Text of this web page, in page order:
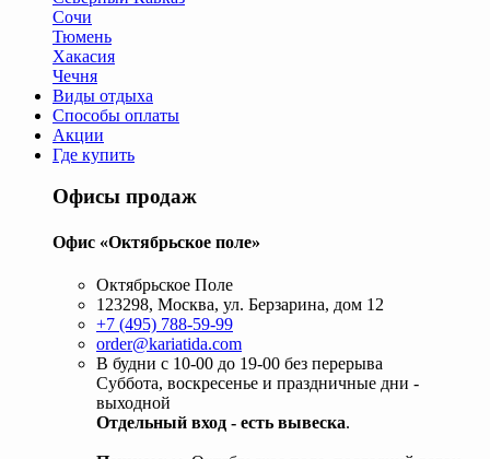
Сочи
Тюмень
Хакасия
Чечня
Виды отдыха
Способы оплаты
Акции
Где купить
Офисы продаж
Офис «Октябрьское поле»
Октябрьское Поле
123298, Москва, ул. Берзарина, дом 12
+7 (495) 788-59-99
order@kariatida.com
В будни с 10-00 до 19-00 без перерыва
Суббота, воскресенье и праздничные дни -
выходной
Отдельный вход - есть вывеска.